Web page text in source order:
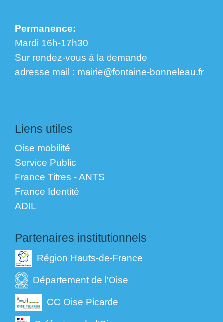
Permanence:
Mardi 16h-17h30
Sur rendez-vous à la demande
​​​​​​​adresse mail : mairie@fontaine-bonneleau.fr
Liens utiles
Oise mobilité
Service Public
France Titres - ANTS
France Identité
ADIL
Partenaires institutionnels
Région Hauts-de-France
Département de l'Oise
CC Oise Picarde